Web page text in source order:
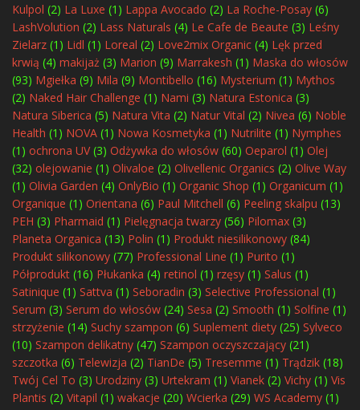
Kulpol (2) La Luxe (1) Lappa Avocado (2) La Roche-Posay (6)
LashVolution (2) Lass Naturals (4) Le Cafe de Beaute (3) Leśny
Zielarz (1) Lidl (1) Loreal (2) Love2mix Organic (4) Lęk przed
krwią (4) makijaż (3) Marion (9) Marrakesh (1) Maska do włosów
(93) Mgiełka (9) Mila (9) Montibello (16) Mysterium (1) Mythos
(2) Naked Hair Challenge (1) Nami (3) Natura Estonica (3)
Natura Siberica (5) Natura Vita (2) Natur Vital (2) Nivea (6) Noble
Health (1) NOVA (1) Nowa Kosmetyka (1) Nutrilite (1) Nymphes
(1) ochrona UV(3) Odżywka do włosów (60) Oeparol (1) Olej
(32) olejowanie (1) Olivaloe (2) Olivellenic Organics (2) Olive Way
(1) Olivia Garden (4) OnlyBio (1) Organic Shop (1) Organicum (1)
Organique (1) Orientana (6) Paul Mitchell (6) Peeling skalpu (13)
PEH (3) Pharmaid (1) Pielęgnacja twarzy (56) Pilomax (3)
Planeta Organica (13) Polin (1) Produkt niesilikonowy (84)
Produkt silikonowy (77) Professional Line (1) Purito (1)
Półprodukt (16) Płukanka (4) retinol (1) rzęsy (1) Salus (1)
Satinique (1) Sattva (1) Seboradin (3) Selective Professional (1)
Serum (3) Serum do włosów (24) Sesa (2) Smooth (1) Solfine (1)
strzyżenie (14) Suchy szampon (6) Suplement diety (25) Sylveco
(10) Szampon delikatny (47) Szampon oczyszczający (21)
szczotka (6) Telewizja (2) TianDe (5) Tresemme (1) Trądzik (18)
Twój Cel To (3) Urodziny (3) Urtekram (1) Vianek (2) Vichy (1) Vis
Plantis (2) Vitapil (1) wakacje (20) Wcierka (29) WS Academy (1)